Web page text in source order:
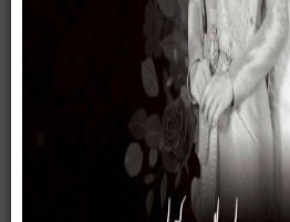
การประเมินความเสี่ยงการทุจริตในหน่วยงาน
ภาครัฐ ประจำปี 2569
การประเมินความเสี่ยงการทุจริตในประเด็นที่
เกี่ยวข้องกับสินบน ประจำปี 2568 (แก้ไข)